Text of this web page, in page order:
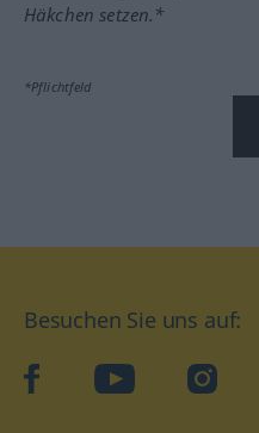
Häkchen setzen.*
*Pflichtfeld
Besuchen Sie uns auf:
facebookYouTube